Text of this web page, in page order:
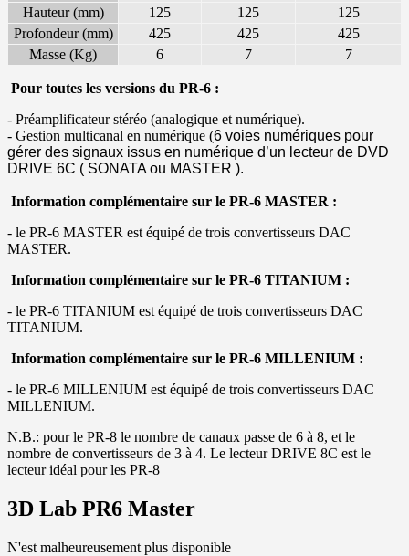
Hauteur (mm)
125 125
125
Profondeur (mm)
425 425
425
Masse (Kg)
6 7 7
Pour toutes les versions du PR-6 :
- Préamplificateur stéréo (analogique et numérique).
- Gestion multicanal en numérique (6 voies numériques pour
gérer des signaux issus en numérique d’un lecteur de DVD
DRIVE 6C ( SONATA ou MASTER ).
Information complémentaire sur le PR-6 MASTER :
- le PR-6 MASTER est équipé de trois convertisseurs DAC
MASTER.
Information complémentaire sur le PR-6 TITANIUM :
- le PR-6 TITANIUM est équipé de trois convertisseurs DAC
TITANIUM.
Information complémentaire sur le PR-6 MILLENIUM :
- le PR-6 MILLENIUM est équipé de trois convertisseurs DAC
MILLENIUM.
N.B.: pour le PR-8 le nombre de canaux passe de 6 à 8, et le
nombre de convertisseurs de 3 à 4. Le lecteur DRIVE 8C est le
lecteur idéal pour les PR-8
3D Lab PR6 Master
N'est malheureusement plus disponible